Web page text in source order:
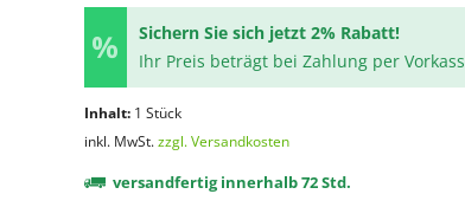
Sichern Sie sich jetzt 2% Rabatt!
Ihr Preis beträgt bei Zahlung per
Inhalt: 1 Stück
inkl. MwSt.zzgl. Versandkosten
versandfertig innerhalb 72 Std.